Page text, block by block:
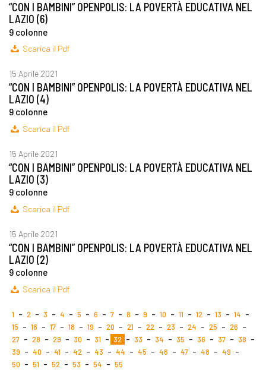
“CON I BAMBINI” OPENPOLIS: LA POVERTÀ EDUCATIVA NEL
LAZIO (6)
9 colonne
Scarica il Pdf
15 Aprile 2021
“CON I BAMBINI” OPENPOLIS: LA POVERTÀ EDUCATIVA NEL
LAZIO (4)
9 colonne
Scarica il Pdf
15 Aprile 2021
“CON I BAMBINI” OPENPOLIS: LA POVERTÀ EDUCATIVA NEL
LAZIO (3)
9 colonne
Scarica il Pdf
15 Aprile 2021
“CON I BAMBINI” OPENPOLIS: LA POVERTÀ EDUCATIVA NEL
LAZIO (2)
9 colonne
Scarica il Pdf
1 2 3 4 5 6 7 8 9 10 11 12 13
14
15
16 17 18 19 20 21 22 23 24 25
26
27
28 29 30 31 32 33 34 35 36 37
38
39
40 41 42 43 44 45 46 47 48
49
50
51 52 53 54 55